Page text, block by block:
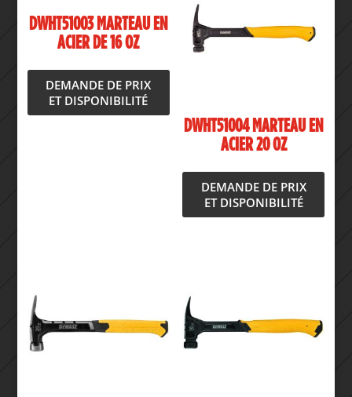
DWHT51003 MARTEAU EN
ACIER DE 16 OZ
DEMANDE DE PRIX
ET DISPONIBILITÉ
DWHT51004 MARTEAU EN
ACIER 20 OZ
DEMANDE DE PRIX
ET DISPONIBILITÉ